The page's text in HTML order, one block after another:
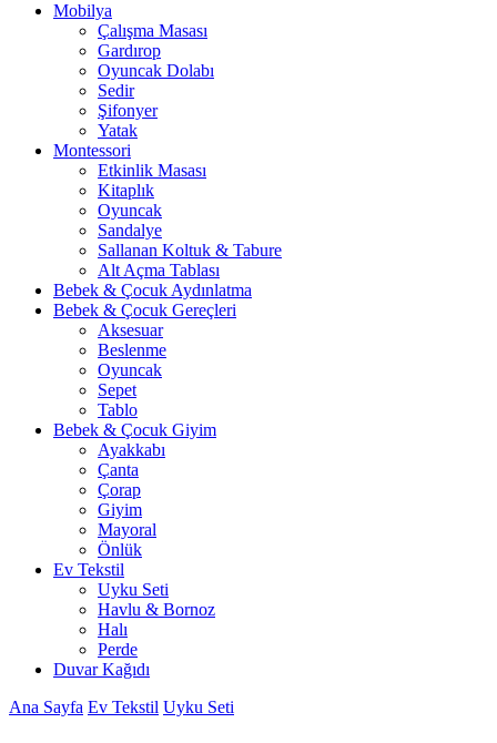
Mobilya
Çalışma Masası
Gardırop
⁠Oyuncak Dolabı
Sedir
Şifonyer
Yatak
Montessori
Etkinlik Masası
Kitaplık
Oyuncak
Sandalye
Sallanan Koltuk & Tabure
Alt Açma Tablası
Bebek & Çocuk Aydınlatma
Bebek & Çocuk Gereçleri
Aksesuar
Beslenme
Oyuncak
Sepet
Tablo
Bebek & Çocuk Giyim
Ayakkabı
Çanta
Çorap
Giyim
Mayoral
Önlük
Ev Tekstil
Uyku Seti
Havlu & Bornoz
Halı
Perde
Duvar Kağıdı
Ana Sayfa Ev Tekstil Uyku Seti